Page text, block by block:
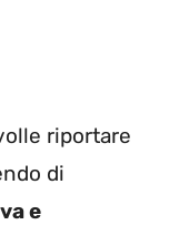
riportare
di
e